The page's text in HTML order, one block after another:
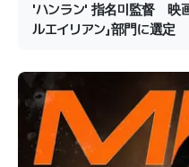
'ハンラン' 指名미監督 映
ルエイリアン」部門に選定